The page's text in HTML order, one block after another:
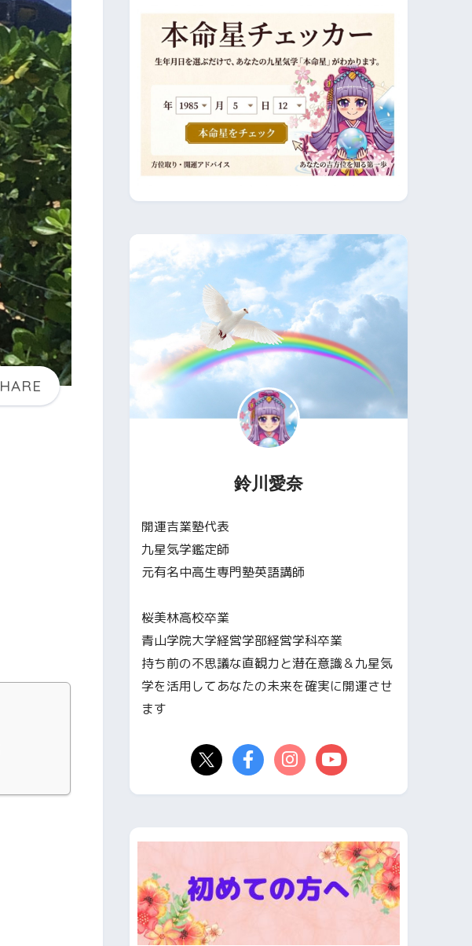
鈴川愛奈
開運吉業塾代表
九星気学鑑定師
元有名中高生専門塾英語講師
桜美林高校卒業
青山学院大学経営学部経営学科卒業
持ち前の不思議な直観力と潜在意識＆九星気
学を活用してあなたの未来を確実に開運させ
ます